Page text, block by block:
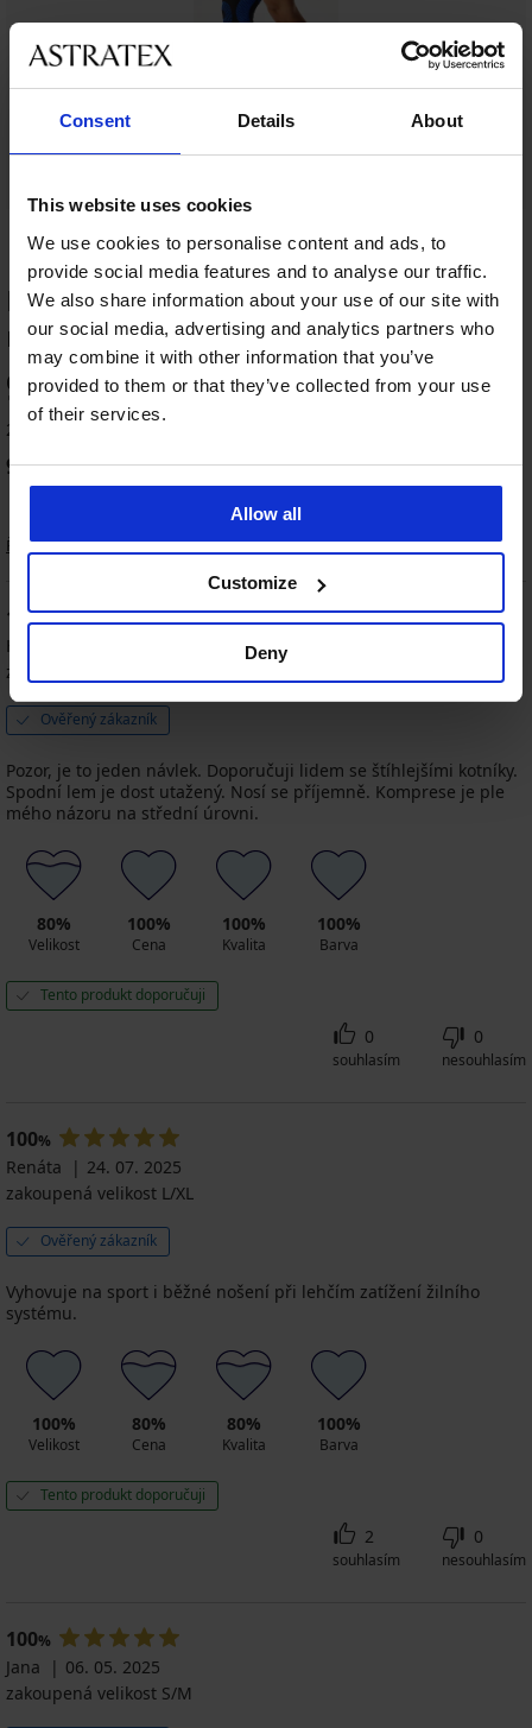
Consent Details About
This website uses cookies
We use cookies to personalise content and ads, to
provide social media features and to analyse our traffic.
We also share information about your use of our site with
our social media, advertising and analytics partners who
may combine it with other information that you’ve
provided to them or that they’ve collected from your use
of their services.
Allow all
Customize
Deny
HODNOCENÍ PRODUKTU Kompresní
masážní návlek na lýtko Signal
95%
23 zákazníků produkt hodnotilo
95% zákazníků produkt doporučuje
Řazení
100%
Hana
zakoupená velikost S/M
Ověřený zákazník
Pozor, je to jeden návlek. Doporučuji lidem se štíhlejšími kotníky.
Spodní lem je dost utažený. Nosí se příjemně. Komprese je ple
mého názoru na střední úrovni.
80%
Velikost
100%
Cena
100%
Kvalita
100%
Barva
Tento produkt doporučuji
0
souhlasím
0
nesouhlasím
100%
Renáta
24. 07. 2025
zakoupená velikost L/XL
Ověřený zákazník
Vyhovuje na sport i běžné nošení při lehčím zatížení žilního
systému.
100%
Velikost
80%
Cena
80%
Kvalita
100%
Barva
Tento produkt doporučuji
2
souhlasím
0
nesouhlasím
100%
Jana
06. 05. 2025
zakoupená velikost S/M